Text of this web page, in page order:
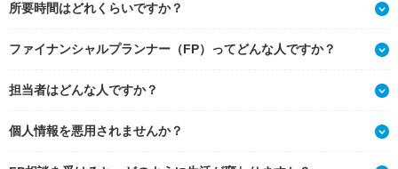
所要時間はどれくらいですか？
ファイナンシャルプランナー（FP）ってどんな人ですか？
担当者はどんな人ですか？
個人情報を悪用されませんか？